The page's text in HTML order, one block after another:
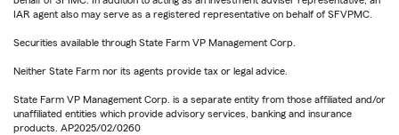
IAR agent also may serve as a registered representative on behalf of SFVPMC.
Securities available through State Farm VP Management Corp.
Neither State Farm nor its agents provide tax or legal advice.
State Farm VP Management Corp. is a separate entity from those affiliated and/or
unaffiliated entities which provide advisory services, banking and insurance
products. AP2025/02/0260